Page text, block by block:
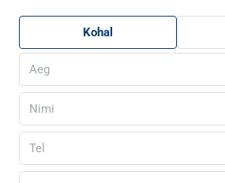
Kohal
Aeg